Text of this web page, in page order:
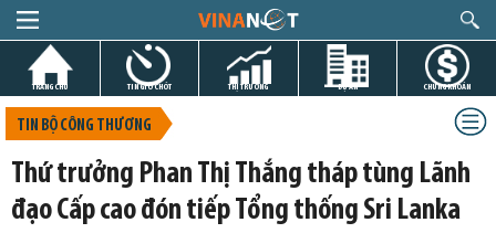
TRANG CHỦ TIN GIỜ CHÓT THỊ TRƯỜNG DỰ ÁN CHỨNG KHOÁN
TIN BỘ CÔNG THƯƠNG
Thứ trưởng Phan Thị Thắng tháp tùng Lãnh
đạo Cấp cao đón tiếp Tổng thống Sri Lanka